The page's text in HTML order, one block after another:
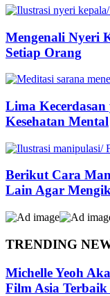
Mengenali Nyeri
Setiap Orang
Lima
Kesehatan Mental
Berikut Cara
Lain Agar
TRENDING
Michelle Yeoh
Film Asia